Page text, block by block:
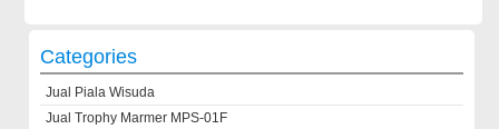
Categories
Jual Piala Wisuda
Jual Trophy Marmer MPS-01F